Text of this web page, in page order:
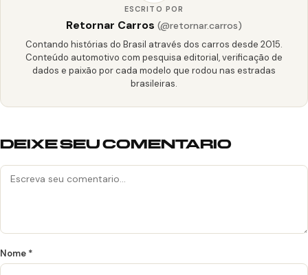
ESCRITO POR
Retornar Carros (@retornar.carros)
Contando histórias do Brasil através dos carros desde 2015.
Conteúdo automotivo com pesquisa editorial, verificação de
dados e paixão por cada modelo que rodou nas estradas
brasileiras.
DEIXE SEU COMENTARIO
Nome *